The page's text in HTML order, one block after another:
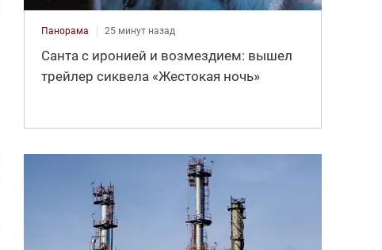
Панорама 25 минут назад
Санта с иронией и возмездием: вышел
трейлер сиквела «Жестокая ночь»